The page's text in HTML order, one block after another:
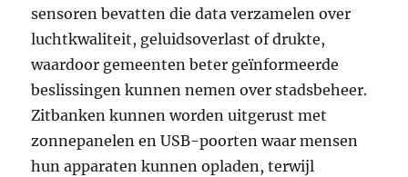
sensoren bevatten die data verzamelen over
luchtkwaliteit, geluidsoverlast of drukte,
waardoor gemeenten beter geïnformeerde
beslissingen kunnen nemen over stadsbeheer.
Zitbanken kunnen worden uitgerust met
zonnepanelen en USB-poorten waar mensen
hun apparaten kunnen opladen, terwijl